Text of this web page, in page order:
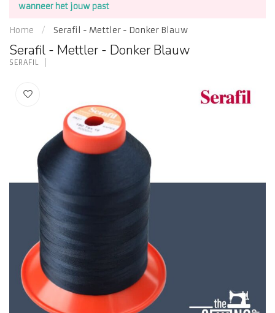
wanneer het jouw past
Home / Serafil - Mettler - Donker Blauw
Serafil - Mettler - Donker Blauw
SERAFIL